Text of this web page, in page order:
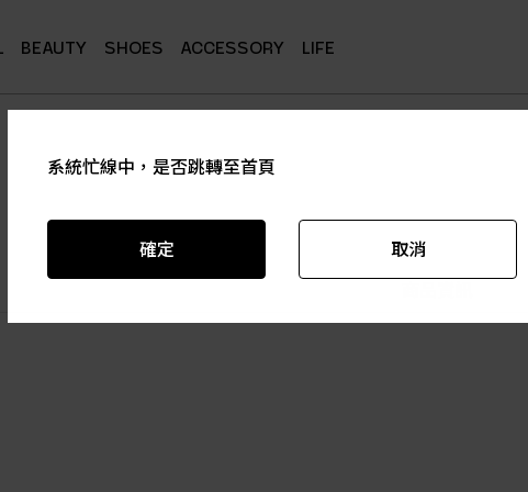
BEAUTY SHOES ACCESSORY LIFE
系統忙線中，是否跳轉至首頁
確定 取消
系統忙線中，是否跳轉至首頁
確定 取消
系統忙線中，是否跳轉至首頁
確定 取消
系統忙線中，是否跳轉至首頁
確定 取消
系統忙線中，是否跳轉至首頁
確定 取消
系統忙線中，是否跳轉至首頁
確定 取消